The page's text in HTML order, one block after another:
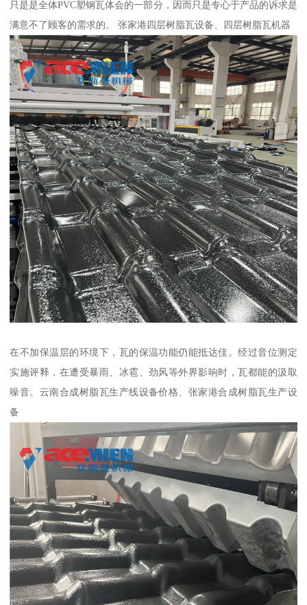
只是是全体PVC塑钢瓦体会的一部分，因而只是专心于产品的诉求是
满意不了顾客的需求的。 张家港四层树脂瓦设备、四层树脂瓦机器
在不加保温层的环境下，瓦的保温功能仍能抵达佳。经过音位测定
实施评释，在遭受暴雨、冰雹、劲风等外界影响时，瓦都能的汲取
噪音。云南合成树脂瓦生产线设备价格、张家港合成树脂瓦生产设
备